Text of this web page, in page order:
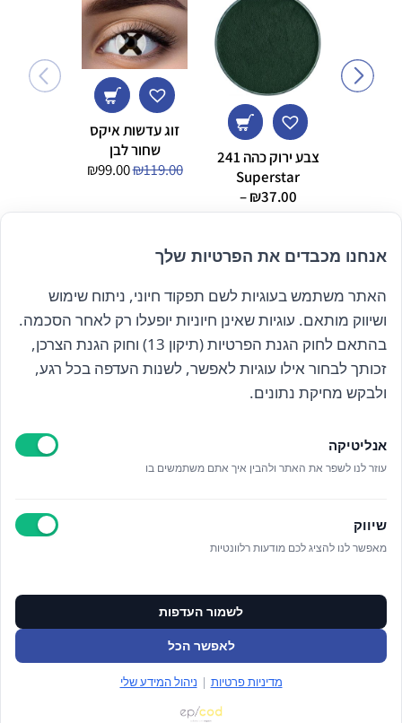
צבע ירוק כהה 241
Superstar
₪37.00
–
₪69.00 טווח
זוג עדשות איקס
שחור לבן
₪119.00
המחיר
היה:
₪99.00
הוא:
הרשם לניוזלטר שלנו
קראתי ואני מאשר/ת את
כל הזכויות שמורות אנה ויסטריך
ניהול מידע אישי
ניהול עוגיות
תקנון האתר
צור קשר
אנחנו מכבדים את הפרטיות שלך
האתר משתמש בעוגיות לשם תפקוד חיוני, ניתוח שימוש
ושיווק מותאם. עוגיות שאינן חיוניות יופעלו רק לאחר הסכמה.
בהתאם לחוק הגנת הפרטיות (תיקון 13) וחוק הגנת הצרכן,
זכותך לבחור אילו עוגיות לאפשר, לשנות העדפה בכל רגע,
ולבקש מחיקת נתונים.
אנליטיקה
עוזר לנו לשפר את האתר ולהבין איך אתם משתמשים בו
שיווק
מאפשר לנו להציג לכם מודעות רלוונטיות
לשמור העדפות
לאפשר הכל
מדיניות פרטיות | ניהול המידע שלי